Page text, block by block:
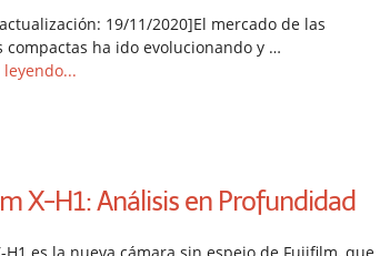
19/11/2020]El mercado de las
compactas ha ido evolucionando y …
X-H1: Análisis en Profundidad